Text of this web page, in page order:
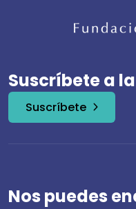
Suscríbete a
Suscríbete
Nos puedes